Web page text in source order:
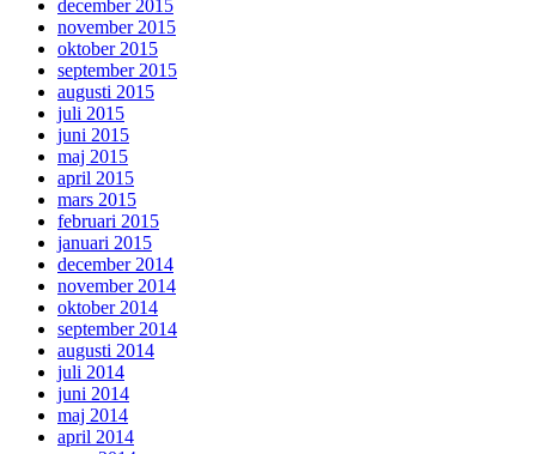
december 2015
november 2015
oktober 2015
september 2015
augusti 2015
juli 2015
juni 2015
maj 2015
april 2015
mars 2015
februari 2015
januari 2015
december 2014
november 2014
oktober 2014
september 2014
augusti 2014
juli 2014
juni 2014
maj 2014
april 2014